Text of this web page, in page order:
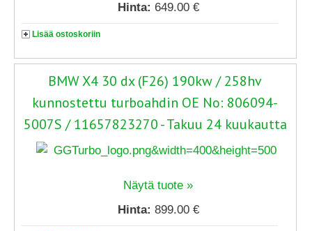
Hinta: 649.00 €
Lisää ostoskoriin
BMW X4 30 dx (F26) 190kw / 258hv
kunnostettu turboahdin OE No: 806094-
5007S / 11657823270 - Takuu 24 kuukautta
Näytä tuote »
Hinta: 899.00 €